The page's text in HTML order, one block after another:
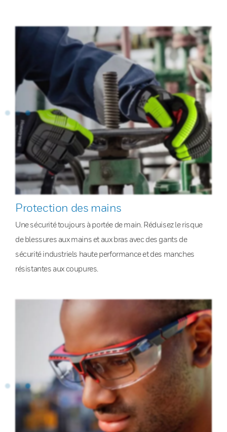
Protection des mains
Une sécurité toujours à portée de main. Réduisez le risque
de blessures aux mains et aux bras avec des gants de
sécurité industriels haute performance et des manches
résistantes aux coupures.